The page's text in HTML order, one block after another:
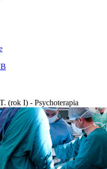
(rok I) - Psychoterapia